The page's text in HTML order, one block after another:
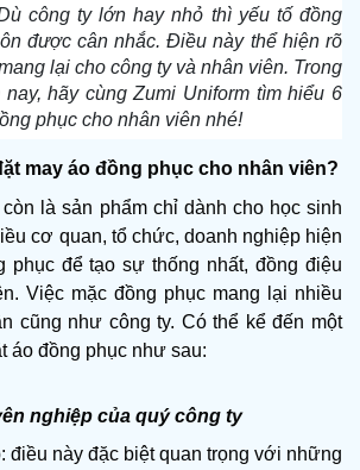
công ty lớn hay nhỏ thì yếu tố đồng
được cân nhắc. Điều này thể hiện rõ
lại cho công ty và nhân viên. Trong
hãy cùng Zumi Uniform tìm hiểu 6
phục cho nhân viên nhé!
may áo đồng phục cho nhân viên?
là sản phẩm chỉ dành cho học sinh
cơ quan, tổ chức, doanh nghiệp hiện
phục để tạo sự thống nhất, đồng điệu
Việc mặc đồng phục mang lại nhiều
cũng như công ty. Có thể kể đến một
áo đồng phục như sau:
nghiệp của quý công ty
điều này đặc biệt quan trọng với những